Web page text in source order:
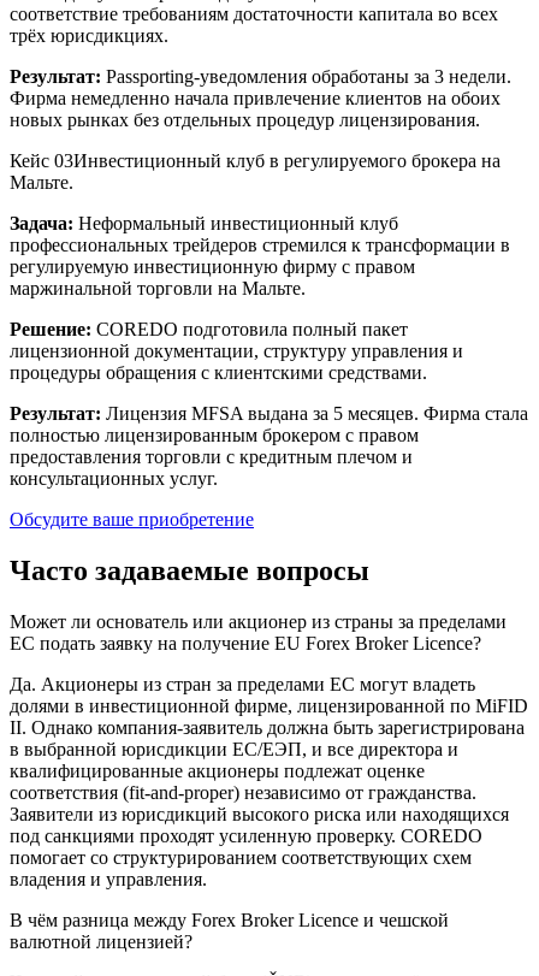
соответствие требованиям достаточности капитала во всех
трёх юрисдикциях.
Результат: Passporting-уведомления обработаны за 3 недели.
Фирма немедленно начала привлечение клиентов на обоих
новых рынках без отдельных процедур лицензирования.
Кейс 03Инвестиционный клуб в регулируемого брокера на
Мальте.
Задача: Неформальный инвестиционный клуб
профессиональных трейдеров стремился к трансформации в
регулируемую инвестиционную фирму с правом
маржинальной торговли на Мальте.
Решение: COREDO подготовила полный пакет
лицензионной документации, структуру управления и
процедуры обращения с клиентскими средствами.
Результат: Лицензия MFSA выдана за 5 месяцев. Фирма стала
полностью лицензированным брокером с правом
предоставления торговли с кредитным плечом и
консультационных услуг.
Обсудите ваше приобретение
Часто задаваемые вопросы
Может ли основатель или акционер из страны за пределами
ЕС подать заявку на получение EU Forex Broker Licence?
Да. Акционеры из стран за пределами ЕС могут владеть
долями в инвестиционной фирме, лицензированной по MiFID
II. Однако компания-заявитель должна быть зарегистрирована
в выбранной юрисдикции ЕС/ЕЭП, и все директора и
квалифицированные акционеры подлежат оценке
соответствия (fit-and-proper) независимо от гражданства.
Заявители из юрисдикций высокого риска или находящихся
под санкциями проходят усиленную проверку. COREDO
помогает со структурированием соответствующих схем
владения и управления.
В чём разница между Forex Broker Licence и чешской
валютной лицензией?